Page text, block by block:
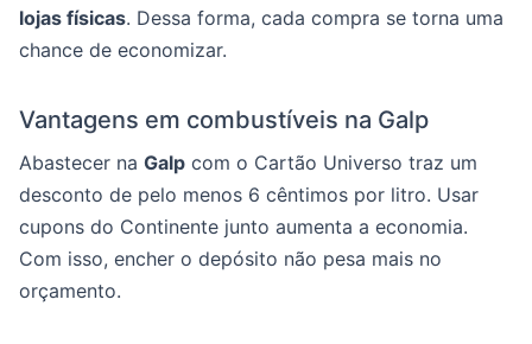
lojas físicas. Dessa forma, cada compra se torna uma
chance de economizar.
Vantagens em combustíveis na Galp
Abastecer na Galp com o Cartão Universo traz um
desconto de pelo menos 6 cêntimos por litro. Usar
cupons do Continente junto aumenta a economia.
Com isso, encher o depósito não pesa mais no
orçamento.